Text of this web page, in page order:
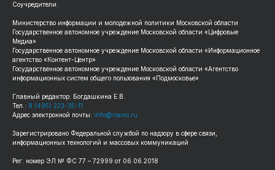
Соучредители:
Министерство информации и молодежной политики Московской области
Государственное автономное учреждение Московской области «Цифровые
Медиа»
Государственное автономное учреждение Московской области «Информационное
агентство «Контент-Центр»
Государственное автономное учреждение Московской области «Агентство
информационных систем общего пользования «Подмосковье»
Главный редактор: Богдашкина Е.В.
Тел.: 8 (495) 223-35-11
Адрес электронной почты: info@riamo.ru
Зарегистрировано Федеральной службой по надзору в сфере связи,
информационных технологий и массовых коммуникаций
Рег. номер ЭЛ № ФС 77 – 72999 от 06.06.2018